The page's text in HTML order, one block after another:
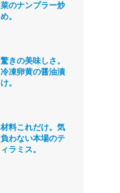
菜のナンプラー炒
め。
驚きの美味しさ。
冷凍卵黄の醤油漬
け。
材料これだけ。気
負わない本場のテ
ィラミス。